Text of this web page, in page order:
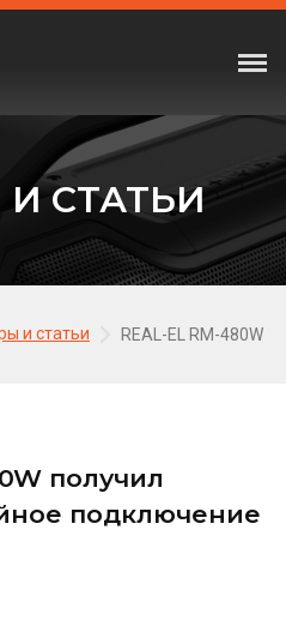
СТАТЬИ
и статьи REAL-EL RM-480W
получил
подключение